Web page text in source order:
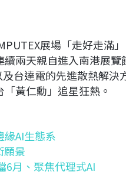
展場「走好走滿
兩天親自進入南港展覽
台達電的先進散熱解決
黃仁勳」追星狂熱。
緣AI生態系
願景
6月、聚焦代理式AI